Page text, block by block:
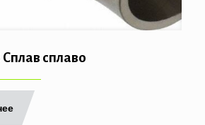
сплаво